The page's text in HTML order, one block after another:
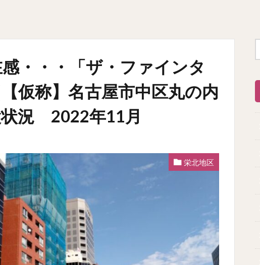
・・・「ザ・ファインタ
仮称】名古屋市中区丸の内
状況 2022年11月
栄北地区